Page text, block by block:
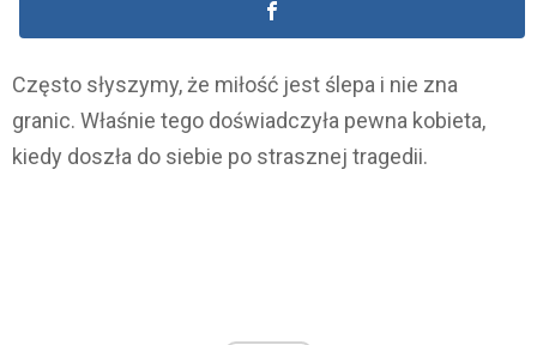
Często słyszymy, że miłość jest ślepa i nie zna
granic. Właśnie tego doświadczyła pewna kobieta,
kiedy doszła do siebie po strasznej tragedii.